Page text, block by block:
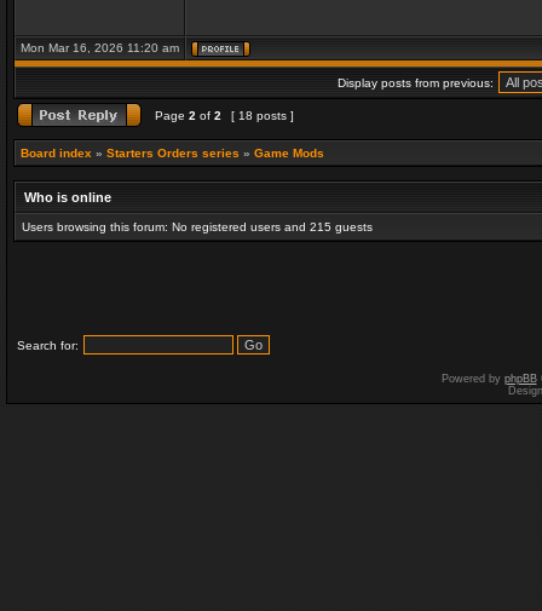
Mon Mar 16, 2026 11:20 am
Display posts from previous:
Page 2 of 2 [ 18 posts ]
Board index » Starters Orders series » Game Mods
Who is online
Users browsing this forum: No registered users and 215 guests
Search for:
Powered by phpBB